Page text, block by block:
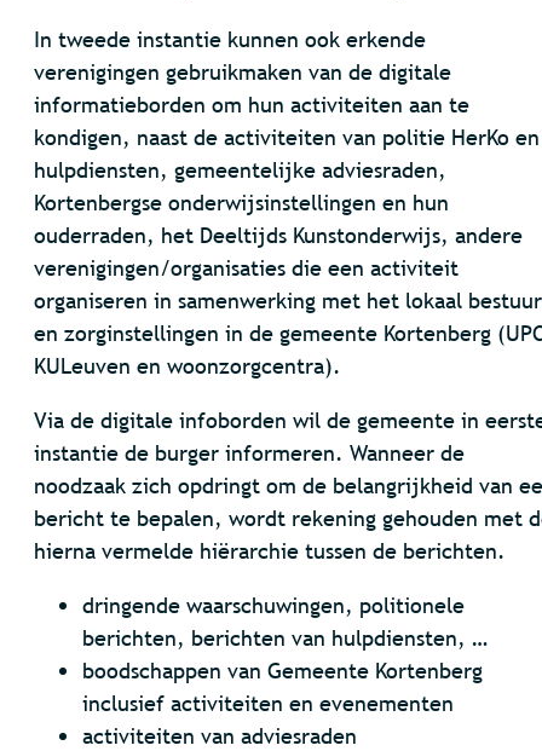
In tweede instantie kunnen ook erkende
verenigingen gebruikmaken van de digitale
informatieborden om hun activiteiten aan te
kondigen, naast de activiteiten van politie HerKo en
hulpdiensten, gemeentelijke adviesraden,
Kortenbergse onderwijsinstellingen en hun
ouderraden, het Deeltijds Kunstonderwijs, andere
verenigingen/organisaties die een activiteit
organiseren in samenwerking met het lokaal bestuur
en zorginstellingen in de gemeente Kortenberg
KULeuven en woonzorgcentra).
Via de digitale infoborden wil de gemeente in
instantie de burger informeren. Wanneer de
noodzaak zich opdringt om de belangrijkheid van
bericht te bepalen, wordt rekening gehouden met
hierna vermelde hiërarchie tussen de berichten.
dringende waarschuwingen, politionele
berichten, berichten van hulpdiensten, …
boodschappen van Gemeente Kortenberg
inclusief activiteiten en evenementen
activiteiten van adviesraden